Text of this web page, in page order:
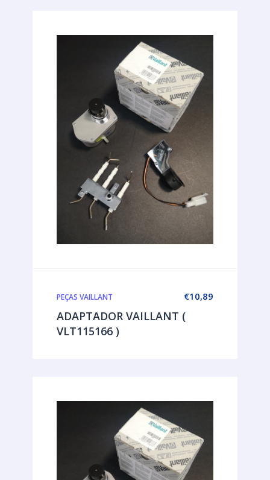
€10,89
PEÇAS VAILLANT
ADAPTADOR VAILLANT (
VLT115166 )